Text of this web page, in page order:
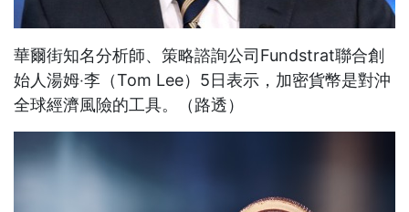
華爾街知名分析師、策略諮詢公司Fundstrat聯合創
始人湯姆‧李（Tom Lee）5日表示，加密貨幣是對沖
全球經濟風險的工具。（路透）